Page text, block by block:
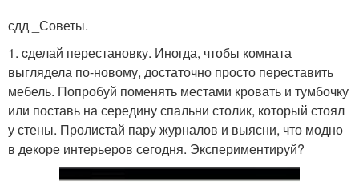
сдд _Советы.
1. cделай перестановку. Иногда, чтобы комната
выглядела по-новому, достаточно просто переставить
мебель. Попробуй поменять местами кровать и тумбочку
или поставь на середину спальни столик, который стоял
у стены. Пролистай пару журналов и выясни, что модно
в декоре интерьеров сегодня. Экспериментируй?